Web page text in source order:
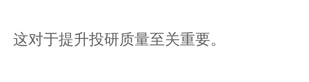
这对于提升投研质量至关重要。